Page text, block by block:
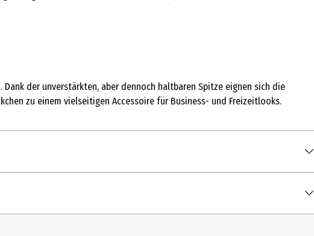
der unverstärkten, aber dennoch haltbaren Spitze eignen sich die
zu einem vielseitigen Accessoire für Business- und Freizeitlooks.